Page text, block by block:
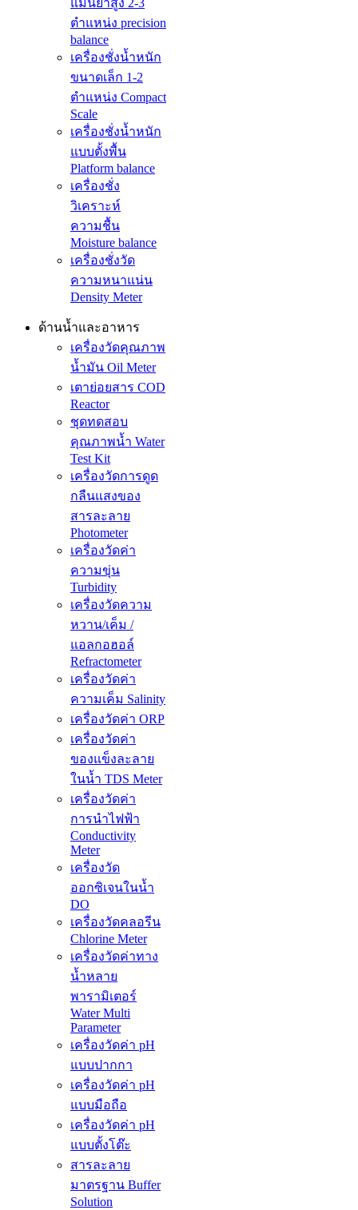
แม่นยำสูง 2-3
ตำแหน่ง precision
balance
เครื่องชั่งน้ำหนัก
ขนาดเล็ก 1-2
ตำแหน่ง Compact
Scale
เครื่องชั่งน้ำหนัก
แบบตั้งพื้น
Platform balance
เครื่องชั่ง
วิเคราะห์
ความชื้น
Moisture balance
เครื่องชั่งวัด
ความหนาแน่น
Density Meter
ด้านน้ำและอาหาร
เครื่องวัดคุณภาพ
น้ำมัน Oil Meter
เตาย่อยสาร COD
Reactor
ชุดทดสอบ
คุณภาพน้ำ Water
Test Kit
เครื่องวัดการดูด
กลืนแสงของ
สารละลาย
Photometer
เครื่องวัดค่า
ความขุ่น
Turbidity
เครื่องวัดความ
หวาน/เค็ม /
แอลกอฮอล์
Refractometer
เครื่องวัดค่า
ความเค็ม Salinity
เครื่องวัดค่า ORP
เครื่องวัดค่า
ของแข็งละลาย
ในน้ำ TDS Meter
เครื่องวัดค่า
การนำไฟฟ้า
Conductivity
Meter
เครื่องวัด
ออกซิเจนในน้ำ
DO
เครื่องวัดคลอรีน
Chlorine Meter
เครื่องวัดค่าทาง
น้ำหลาย
พารามิเตอร์
Water Multi
Parameter
เครื่องวัดค่า pH
แบบปากกา
เครื่องวัดค่า pH
แบบมือถือ
เครื่องวัดค่า pH
แบบตั้งโต๊ะ
สารละลาย
มาตรฐาน Buffer
Solution